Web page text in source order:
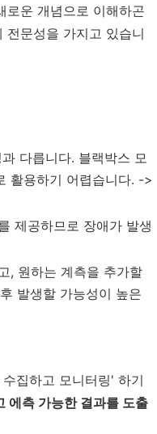
운 개념으로 이해하곤
문성을 가지고 있습니
다릅니다. 블랙박스 모
활용하기 어렵습니다. ->
제공하므로 장애가 발생
, 원하는 계측을 추가할
발생할 가능성이 높은
집하고 모니터링' 하기
에측 가능한 결과를 도출